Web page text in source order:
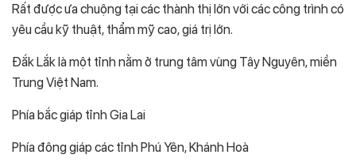
Rất được ưa chuộng tại các thành thị lớn với các công trình có
yêu cầu kỹ thuật, thẩm mỹ cao, giá trị lớn.
Đắk Lắk là một tỉnh nằm ở trung tâm vùng Tây Nguyên, miền
Trung Việt Nam.
Phía bắc giáp tỉnh Gia Lai
Phía đông giáp các tỉnh Phú Yên, Khánh Hoà